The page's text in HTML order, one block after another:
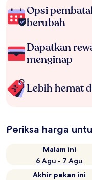
Opsi
berubah
Dapatkan
menginap
Lebih hemat
Periksa harga
Malam ini
6 Agu - 7 Agu
Akhir pekan ini